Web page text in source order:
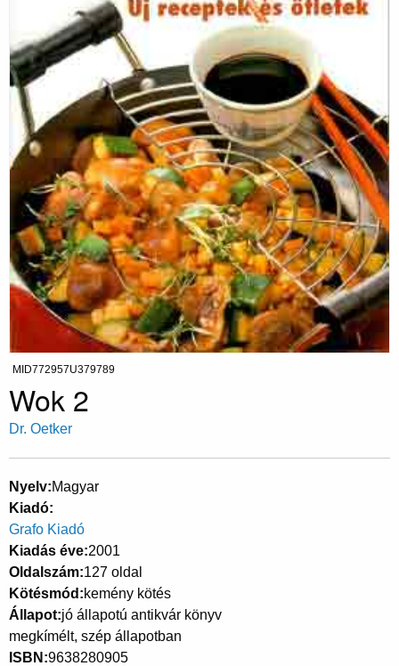
MID772957U379789
Wok 2
Dr. Oetker
Nyelv Magyar
Kiadó
Grafo Kiadó
Kiadás éve 2001
Oldalszám 127 oldal
Kötésmód kemény kötés
Állapot jó állapotú antikvár könyv
megkímélt, szép állapotban
ISBN 9638280905